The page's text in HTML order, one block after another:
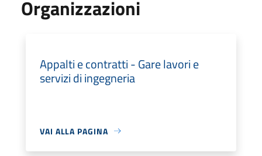
Organizzazioni
Appalti e contratti - Gare lavori e
servizi di ingegneria
VAI ALLA PAGINA